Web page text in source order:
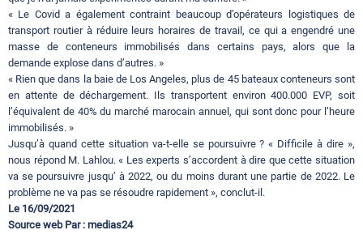
« Le Covid a également contraint beaucoup d’opérateurs logistiques de
transport routier à réduire leurs horaires de travail, ce qui a engendré une
masse de conteneurs immobilisés dans certains pays, alors que la
demande explose dans d’autres. »
« Rien que dans la baie de Los Angeles, plus de 45 bateaux conteneurs sont
en attente de déchargement. Ils transportent environ 400.000 EVP, soit
l’équivalent de 40% du marché marocain annuel, qui sont donc pour l’heure
immobilisés. »
Jusqu’à quand cette situation va-t-elle se poursuivre ? « Difficile à dire »,
nous répond M. Lahlou. « Les experts s’accordent à dire que cette situation
va se poursuivre jusqu’ à 2022, ou du moins durant une partie de 2022. Le
problème ne va pas se résoudre rapidement », conclut-il.
Le 16/09/2021
Source web Par : medias24